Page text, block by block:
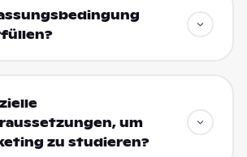
um
zu studieren?